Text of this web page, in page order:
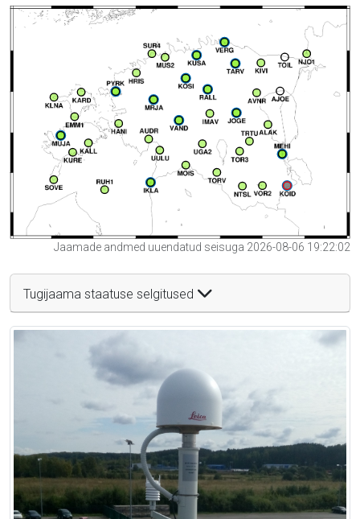
Jaamade andmed uuendatud seisuga 2026-08-06 19:22:02
Tugijaama staatuse selgitused